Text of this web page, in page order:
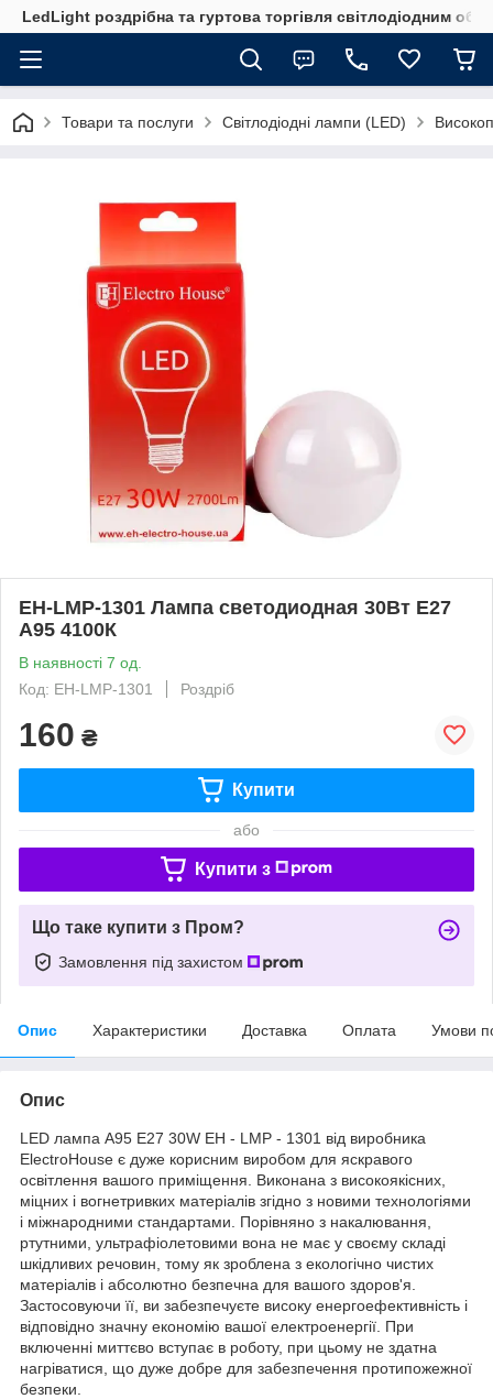
LedLight роздрiбна та гуртова торгiвля свiтлодiодним
Товари та послуги Світлодіодні лампи (LED)
EH-LMP-1301 Лампа светодиодная 30Вт Е27
А95 4100К
В наявності 7 од.
Код: EH-LMP-1301
Роздріб
160 ₴
Купити
або
Купити з
Що таке купити з Пром?
Замовлення під захистом
Опис Характеристики Доставка Оплата Умови
Опис
LED лампа A95 Е27 30W EH - LMP - 1301 від виробника
ElectroHouse є дуже корисним виробом для яскравого
освітлення вашого приміщення. Виконана з високоякісних,
міцних і вогнетривких матеріалів згідно з новими технологіями
і міжнародними стандартами. Порівняно з накалювання,
ртутними, ультрафіолетовими вона не має у своєму складі
шкідливих речовин, тому як зроблена з екологічно чистих
матеріалів і абсолютно безпечна для вашого здоров'я.
Застосовуючи її, ви забезпечуєте високу енергоефективність і
відповідно значну економію вашої електроенергії. При
включенні миттєво вступає в роботу, при цьому не здатна
нагріватися, що дуже добре для забезпечення протипожежної
безпеки.